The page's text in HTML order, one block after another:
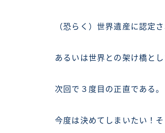
（恐らく）世界遺産に認定
あるいは世界との架け橋と
次回で３度目の正直である。
今度は決めてしまいたい！そ